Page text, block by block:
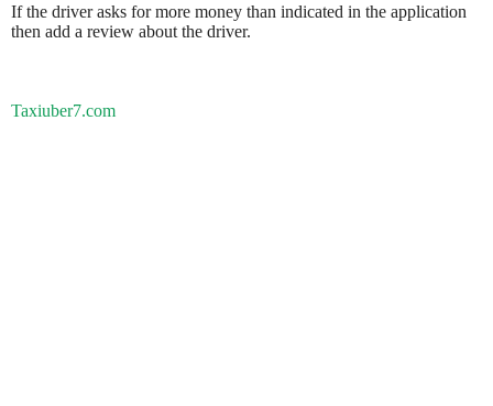
If the driver asks for more money than indicated in the application
then add a review about the driver.
Taxiuber7.com